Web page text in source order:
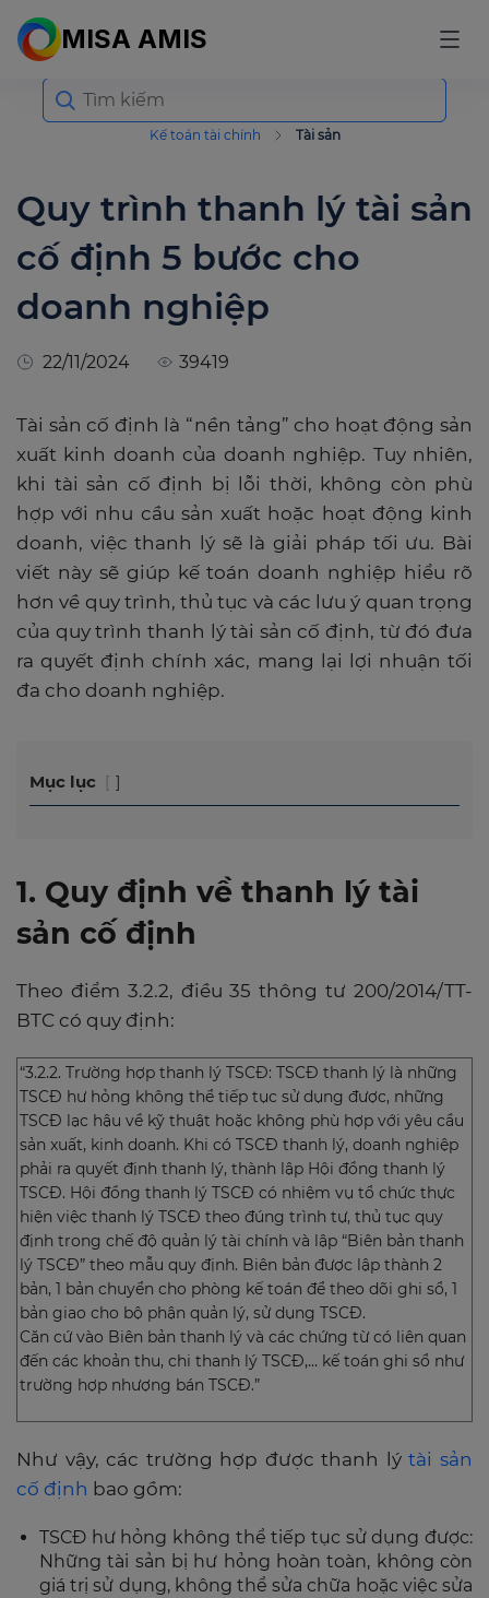
MISA AMIS
Kế toán tài chính Tài sản
Search
for:
Quy trình thanh lý tài sản
cố định 5 bước cho
doanh nghiệp
22/11/2024 39419
Tài sản cố định là “nền tảng” cho hoạt động sản
xuất kinh doanh của doanh nghiệp. Tuy nhiên,
khi tài sản cố định bị lỗi thời, không còn phù
hợp với nhu cầu sản xuất hoặc hoạt động kinh
doanh, việc thanh lý sẽ là giải pháp tối ưu. Bài
viết này sẽ giúp kế toán doanh nghiệp hiểu rõ
hơn về quy trình, thủ tục và các lưu ý quan trọng
của quy trình thanh lý tài sản cố định, từ đó đưa
ra quyết định chính xác, mang lại lợi nhuận tối
đa cho doanh nghiệp.
Mục lục
1. Quy định về thanh lý tài
sản cố định
Theo điểm 3.2.2, điều 35 thông tư 200/2014/TT-
BTC có quy định:
“3.2.2. Trường hợp thanh lý TSCĐ: TSCĐ thanh lý là những
TSCĐ hư hỏng không thể tiếp tục sử dụng được, những
TSCĐ lạc hậu về kỹ thuật hoặc không phù hợp với yêu cầu
sản xuất, kinh doanh. Khi có TSCĐ thanh lý, doanh nghiệp
phải ra quyết định thanh lý, thành lập Hội đồng thanh lý
TSCĐ. Hội đồng thanh lý TSCĐ có nhiệm vụ tổ chức thực
hiện việc thanh lý TSCĐ theo đúng trình tự, thủ tục quy
định trong chế độ quản lý tài chính và lập “Biên bản thanh
lý TSCĐ” theo mẫu quy định. Biên bản được lập thành 2
bản, 1 bản chuyển cho phòng kế toán để theo dõi ghi sổ, 1
bản giao cho bộ phận quản lý, sử dụng TSCĐ.
Căn cứ vào Biên bản thanh lý và các chứng từ có liên quan
đến các khoản thu, chi thanh lý TSCĐ,… kế toán ghi sổ như
trường hợp nhượng bán TSCĐ.”
Như vậy, các trường hợp được thanh lýtài sản
cố định bao gồm:
TSCĐ hư hỏng không thể tiếp tục sử dụng được:
Những tài sản bị hư hỏng hoàn toàn, không còn
giá trị sử dụng, không thể sửa chữa hoặc việc sửa